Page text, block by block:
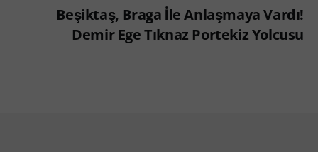
Beşiktaş, Braga İle Anlaşmaya Vardı!
Demir Ege Tıknaz Portekiz Yolcusu